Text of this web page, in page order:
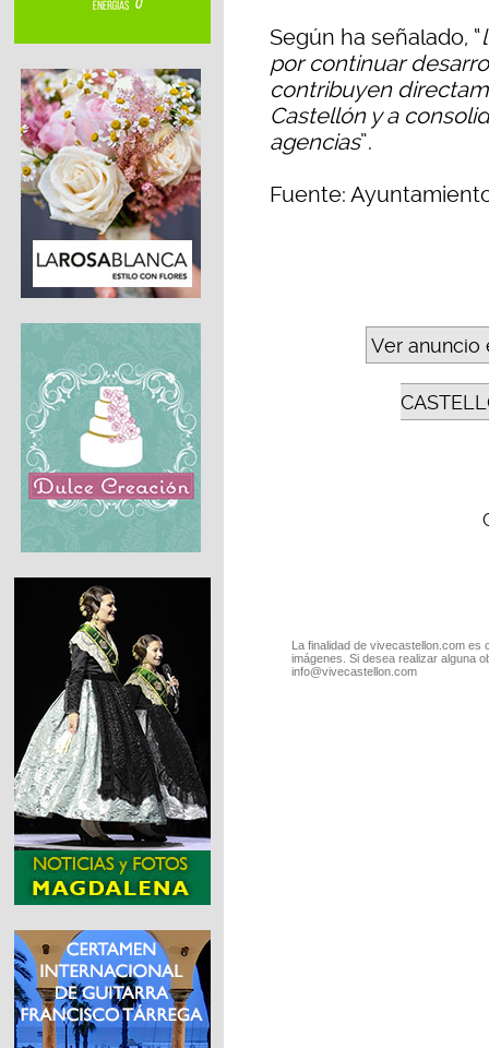
Según ha señalado, “
por continuar
contribuyen
Castellón y a
agencias”.
Fuente:
Ver anuncio
La finalidad de vivecastellon.com
imágenes. Si desea realizar alguna
info@vivecastellon.com